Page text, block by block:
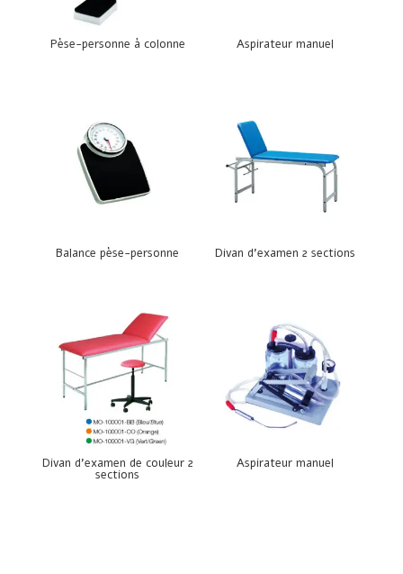
Pèse-personne à colonne Aspirateur manuel
Balance pèse-personne Divan d’examen 2 sections
Divan d’examen de couleur 2
sections
Aspirateur manuel